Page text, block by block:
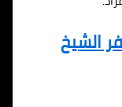
الشيخ